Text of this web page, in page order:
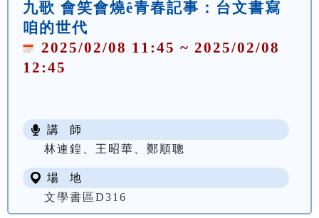
九歌 會笑會燒ê青春記事：台文書寫
咱的世代
2025/02/08 11:45 ~ 2025/02/08
12:45
講 師
林連鍠、王昭華、鄭順聰
場 地
文學書區D316